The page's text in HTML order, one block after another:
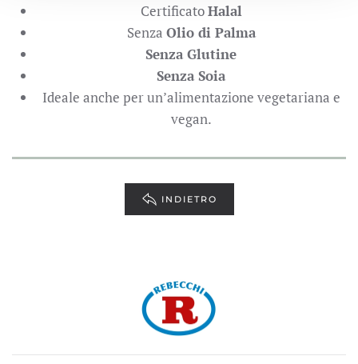
CertificatoHalal
Senza Olio di Palma
Senza Glutine
Senza Soia
Ideale anche per un’alimentazione vegetariana e
vegan.
INDIETRO